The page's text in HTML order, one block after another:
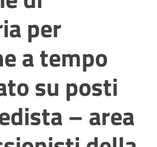
per
a tempo
su posti
– area